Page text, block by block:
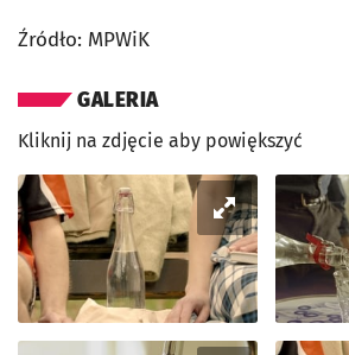
Źródło: MPWiK
GALERIA
Kliknij na zdjęcie aby powiększyć